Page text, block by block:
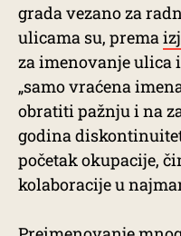
grada vezano za
ulicama su, prema
za imenovanje ulica
„samo vraćena
obratiti pažnju i na
godina
početak okupacije,
kolaboracije u